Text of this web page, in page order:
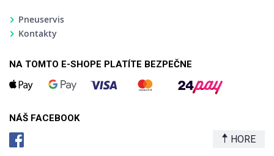
Pneuservis
Kontakty
NA TOMTO E-SHOPE PLATÍTE BEZPEČNE
NÁŠ FACEBOOK
HORE